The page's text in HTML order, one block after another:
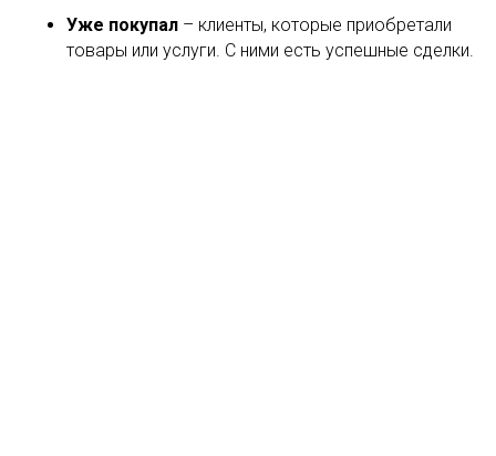
Уже покупал – клиенты, которые приобретали
товары или услуги. С ними есть успешные сделки.